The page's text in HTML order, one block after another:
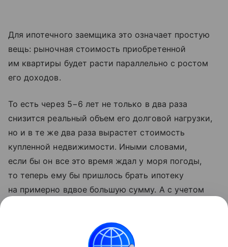
Для ипотечного заемщика это означает простую
вещь: рыночная стоимость приобретенной
им квартиры будет расти параллельно с ростом
его доходов.
То есть через 5−6 лет не только в два раза
снизится реальный объем его долговой нагрузки,
но и в те же два раза вырастет стоимость
купленной недвижимости. Иными словами,
если бы он все это время ждал у моря погоды,
то теперь ему бы пришлось брать ипотеку
на примерно вдвое большую сумму. А с учетом
выглядит совершенно неоправданной.